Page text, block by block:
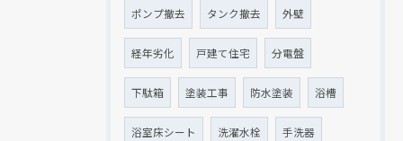
ポンプ撤去 タンク撤去 外壁
経年劣化 戸建て住宅 分電盤
下駄箱 塗装工事 防水塗装 浴槽
浴室床シート 洗濯水栓 手洗器